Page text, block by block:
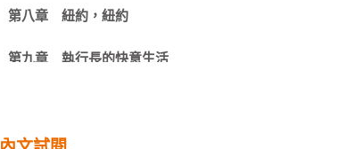
他在這本毫無保留的自述中透露了生活中的許多細節，讓
――張贊成（Eddie Teo），新加坡總統顧問理事會主席
耀公共政策學院創院院長，以及一位具有睿智和洞見並在
第八章　紐約，紐約
第九章　執行長的快意生活
第十一章　回到學校